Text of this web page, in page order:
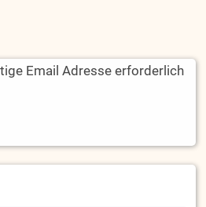
Email Adresse erforderlich